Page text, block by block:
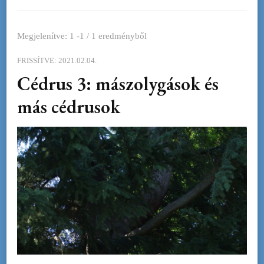
Megjelenítve: 1 -1 / 1 eredményből
FRISSÍTVE: 2021.02.04.
Cédrus 3: mászolygások és
más cédrusok